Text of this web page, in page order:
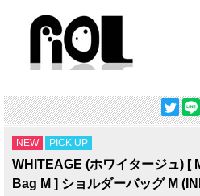
NEW PICK UP
WHITEAGE (ホワイタージュ) [
Bag M ] ショルダーバッグ M